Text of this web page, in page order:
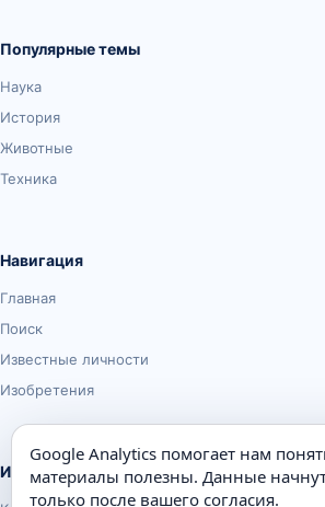
Популярные темы
Наука
История
Животные
Техника
Навигация
Главная
Поиск
Известные личности
Изобретения
Информация
Google Analytics помогает нам
материалы полезны. Данные
только после вашего согласия.